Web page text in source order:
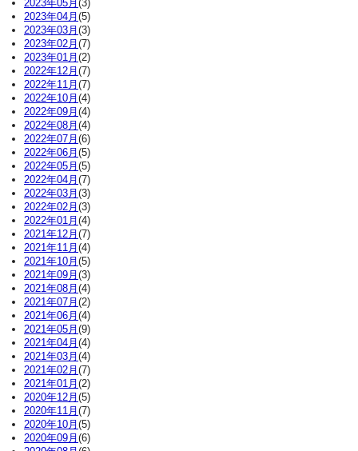
2023年05月(3)
2023年04月(5)
2023年03月(3)
2023年02月(7)
2023年01月(2)
2022年12月(7)
2022年11月(7)
2022年10月(4)
2022年09月(4)
2022年08月(4)
2022年07月(6)
2022年06月(5)
2022年05月(5)
2022年04月(7)
2022年03月(3)
2022年02月(3)
2022年01月(4)
2021年12月(7)
2021年11月(4)
2021年10月(5)
2021年09月(3)
2021年08月(4)
2021年07月(2)
2021年06月(4)
2021年05月(9)
2021年04月(4)
2021年03月(4)
2021年02月(7)
2021年01月(2)
2020年12月(5)
2020年11月(7)
2020年10月(5)
2020年09月(6)